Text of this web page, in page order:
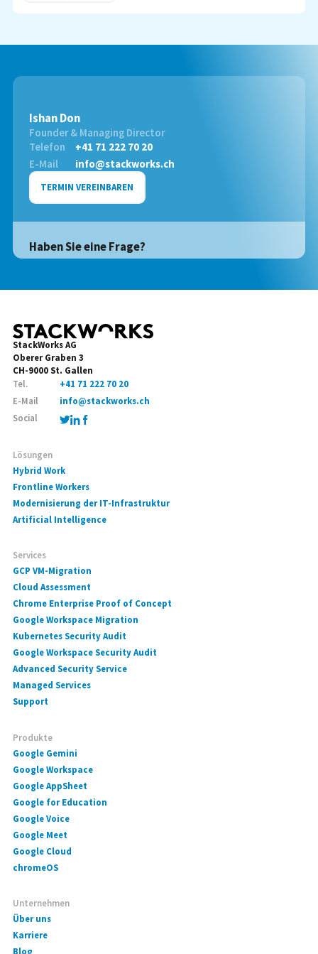
Ishan Don
Founder & Managing Director
Telefon
+41 71 222 70 20
E-Mail
info@stackworks.ch
TERMIN VEREINBAREN
Haben Sie eine Frage?
StackWorks AG
Oberer Graben 3
CH-9000 St. Gallen
Tel.
+41 71 222 70 20
E-Mail
info@stackworks.ch
Social
Lösungen
Hybrid Work
Frontline Workers
Modernisierung der IT-Infrastruktur
Artificial Intelligence
Services
GCP VM-Migration
Cloud Assessment
Chrome Enterprise Proof of Concept
Google Workspace Migration
Kubernetes Security Audit
Google Workspace Security Audit
Advanced Security Service
Managed Services
Support
Produkte
Google Gemini
Google Workspace
Google AppSheet
Google for Education
Google Voice
Google Meet
Google Cloud
chromeOS
Unternehmen
Über uns
Karriere